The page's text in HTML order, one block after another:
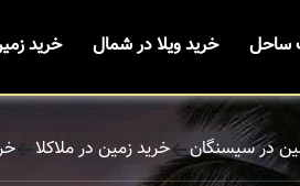
ساحل خرید ویلا در شمال خرید
در سیسنگان خرید زمین در ملاکلا